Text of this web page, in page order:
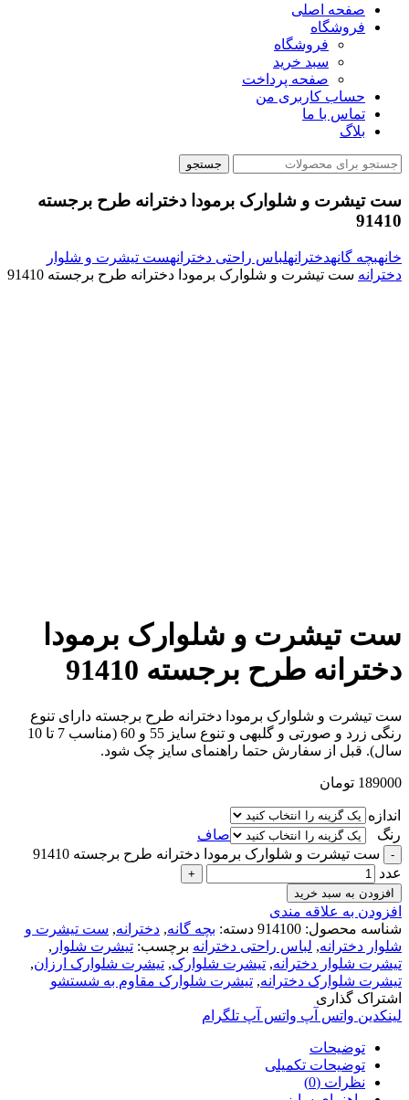
صفحه اصلی
فروشگاه
فروشگاه
سبد خرید
صفحه پرداخت
حساب کاربری من
تماس با ما
بلاگ
جستجو
ست تیشرت و شلوارک برمودا دخترانه طرح برجسته
91410
خانهبچه گانهدخترانهلباس راحتی دخترانهست تیشرت و شلوار
دخترانه ست تیشرت و شلوارک برمودا دخترانه طرح برجسته 91410
ست تیشرت و شلوارک برمودا
دخترانه طرح برجسته 91410
ست تیشرت و شلوارک برمودا دخترانه طرح برجسته دارای تنوع
رنگی زرد و صورتی و گلبهی و تنوع سایز 55 و 60 (مناسب 7 تا 10
سال). قبل از سفارش حتما راهنمای سایز چک شود.
189000 تومان
اندازه
رنگ
صاف
ست تیشرت و شلوارک برمودا دخترانه طرح برجسته 91410
عدد
افزودن به سبد خرید
افزودن به علاقه مندی
شناسه محصول: 914100 دسته: بچه گانه, دخترانه, ست تیشرت و
شلوار دخترانه, لباس راحتی دخترانه برچسب: تیشرت شلوار ,
تیشرت شلوار دخترانه, تیشرت شلوارک, تیشرت شلوارک ارزان,
تیشرت شلوارک دخترانه, تیشرت شلوارک مقاوم به شستشو
اشتراک گذاری
لینکدین واتس آپ واتس آپ تلگرام
توضیحات
توضیحات تکمیلی
نظرات (0)